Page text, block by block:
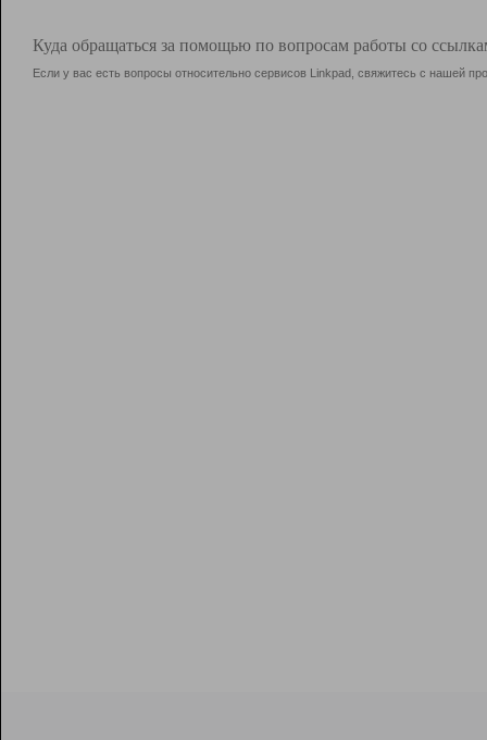
Куда обращаться за помощью по вопросам работы со
Если у вас есть вопросы относительно сервисов Linkpad, свяжитесь с нашей